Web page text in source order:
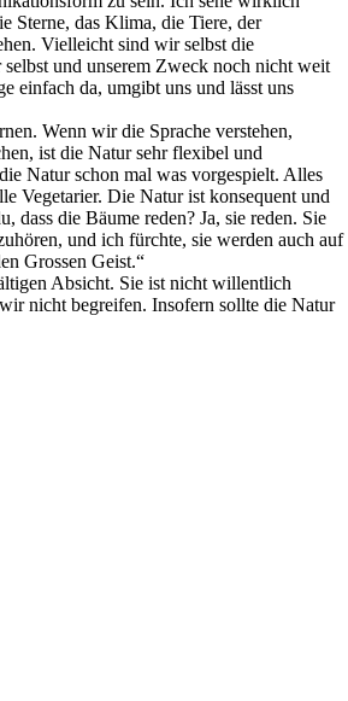
Sterne, das Klima, die Tiere, der
Vielleicht sind wir selbst die
und unserem Zweck noch nicht weit
einfach da, umgibt uns und lässt uns
Wenn wir die Sprache verstehen,
ist die Natur sehr flexibel und
Natur schon mal was vorgespielt. Alles
Vegetarier. Die Natur ist konsequent und
die Bäume reden? Ja, sie reden. Sie
und ich fürchte, sie werden auch auf
Grossen Geist.“
Absicht. Sie ist nicht willentlich
nicht begreifen. Insofern sollte die Natur